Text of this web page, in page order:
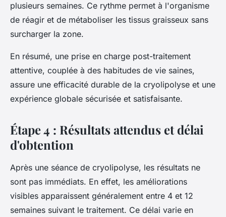
plusieurs semaines. Ce rythme permet à l'organisme
de réagir et de métaboliser les tissus graisseux sans
surcharger la zone.
En résumé, une prise en charge post-traitement
attentive, couplée à des habitudes de vie saines,
assure une efficacité durable de la cryolipolyse et une
expérience globale sécurisée et satisfaisante.
Étape 4 : Résultats attendus et délai
d'obtention
Après une séance de cryolipolyse, les résultats ne
sont pas immédiats. En effet, les améliorations
visibles apparaissent généralement entre 4 et 12
semaines suivant le traitement. Ce délai varie en